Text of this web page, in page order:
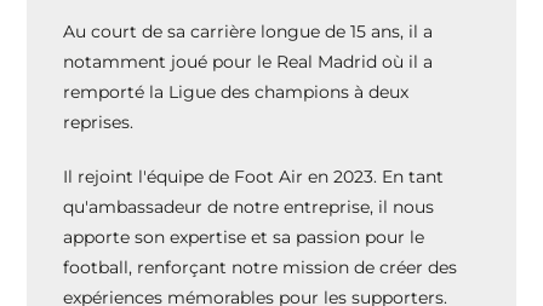
Au court de sa carrière longue de 15 ans, il a
notamment joué pour le Real Madrid où il a
remporté la Ligue des champions à deux
reprises.
Il rejoint l'équipe de Foot Air en 2023. En tant
qu'ambassadeur de notre entreprise, il nous
apporte son expertise et sa passion pour le
football, renforçant notre mission de créer des
expériences mémorables pour les supporters.